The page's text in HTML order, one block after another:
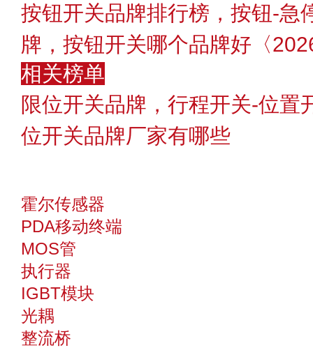
按钮开关品牌排行榜，按钮-急
牌，按钮开关哪个品牌好〈
相关榜单
限位开关品牌，行程开关-位置
位开关品牌厂家有哪些
霍尔传感器
PDA移动终端
MOS管
执行器
IGBT模块
光耦
整流桥